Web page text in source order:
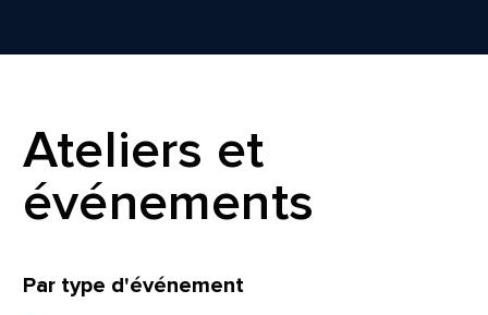
Ateliers et
événements
Filtrer
Par type d'événement